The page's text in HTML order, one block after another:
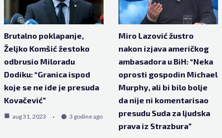
Brutalno poklapanje,
Željko Komšić žestoko
odbrusio Miloradu
Dodiku: “Granica ispod
koje se ne ide je presuda
Kovačević”
aug 31, 2023 3 godine ago
Miro Lazović žustro
nakon izjava američkog
ambasadora u BiH: “Neka
oprosti gospodin Michael
Murphy, ali bi bilo bolje
da nije ni komentarisao
presudu Suda za ljudska
prava iz Strazbura”